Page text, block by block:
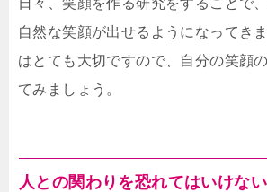
自然な笑顔が出せるようになってき
はとても大切ですので、自分の笑顔
てみましょう。
人との関わりを恐れてはいけない